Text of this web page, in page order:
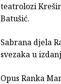
teatrolozi
Batušić.
Sabrana djela
svezaka u
Opus Ranka